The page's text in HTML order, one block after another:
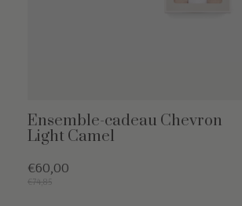
Ensemble-cadeau Chevron
Light Camel
€60,00
€74,85